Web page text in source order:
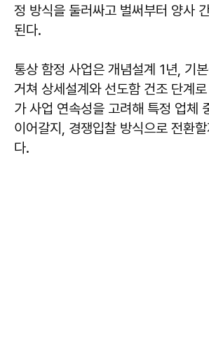
정 방식을 둘러싸고 벌써부터 양사
된다.
통상 함정 사업은 개념설계 1년, 기
거쳐 상세설계와 선도함 건조 단계
가 사업 연속성을 고려해 특정 업체
이어갈지, 경쟁입찰 방식으로 전환
다.